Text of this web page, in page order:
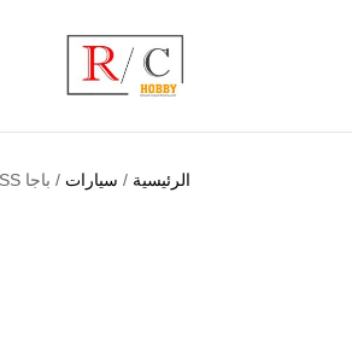
الرئيسية / سيارات / باجا 5B 26SS